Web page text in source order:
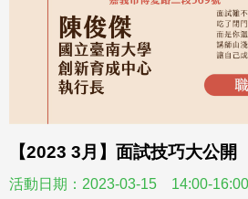
【2023 3月】面試技巧大公開
活動日期：2023-03-15 14:00-16:00